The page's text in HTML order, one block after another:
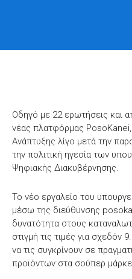
Οδηγό με 22 ερωτήσεις και
νέας πλατφόρμας
Ανάπτυξης λίγο μετά την
την πολιτική ηγεσία των
Ψηφιακής Διακυβέρνησης.
Το νέο εργαλείο του
μέσω της διεύθυνσης
δυνατότητα στους
στιγμή τις τιμές για σχεδόν
να τις συγκρίνουν σε
προϊόντων στα σούπερ